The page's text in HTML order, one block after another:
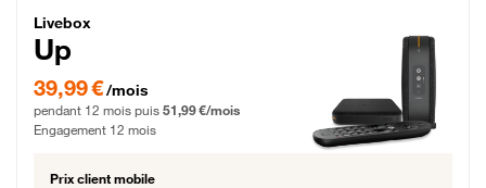
Livebox Up Fibre
Livebox
Up
39,99 € par mois pendant 12 mois puis 51,99 € par mois, Engagement 12 mois
39,99 €/mois
pendant 12 mois puis 51,99 €/mois
Engagement 12 mois
Prix client mobile